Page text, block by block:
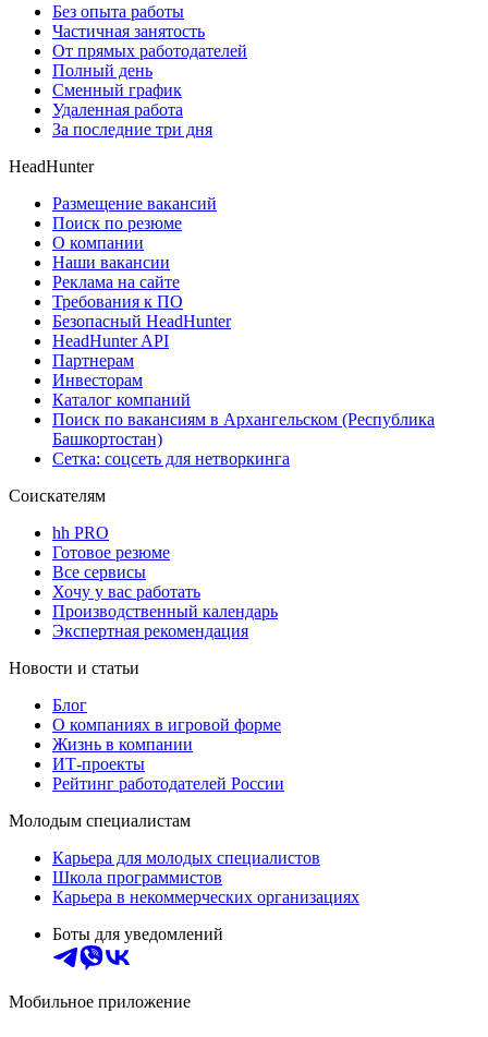
Без опыта работы
Частичная занятость
От прямых работодателей
Полный день
Сменный график
Удаленная работа
За последние три дня
HeadHunter
Размещение вакансий
Поиск по резюме
О компании
Наши вакансии
Реклама на сайте
Требования к ПО
Безопасный HeadHunter
HeadHunter API
Партнерам
Инвесторам
Каталог компаний
Поиск по вакансиям в Архангельском (Республика
Башкортостан)
Сетка: соцсеть для нетворкинга
Соискателям
hh PRO
Готовое резюме
Все сервисы
Хочу у вас работать
Производственный календарь
Экспертная рекомендация
Новости и статьи
Блог
О компаниях в игровой форме
Жизнь в компании
ИТ-проекты
Рейтинг работодателей России
Молодым специалистам
Карьера для молодых специалистов
Школа программистов
Карьера в некоммерческих организациях
Боты для уведомлений
Мобильное приложение